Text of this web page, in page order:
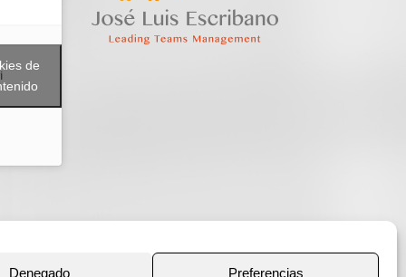
Denegado Preferencias
de